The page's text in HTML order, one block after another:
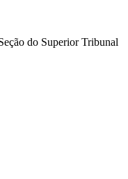
do Superior Tribunal